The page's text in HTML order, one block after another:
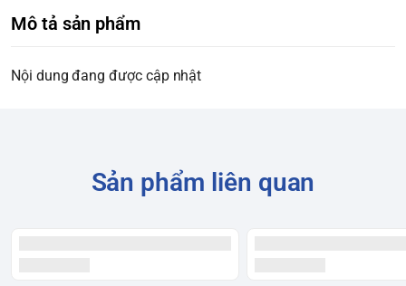
Mô tả sản phẩm
Nội dung đang được cập nhật
Sản phẩm liên quan